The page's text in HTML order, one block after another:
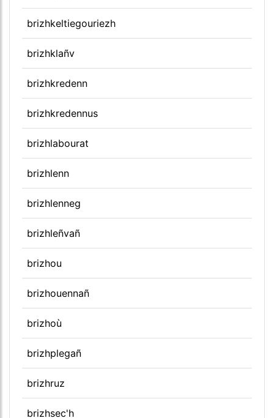
brizhkeltiegouriezh
brizhklañv
brizhkredenn
brizhkredennus
brizhlabourat
brizhlenn
brizhlenneg
brizhleñvañ
brizhou
brizhouennañ
brizhoù
brizhplegañ
brizhruz
brizhsec'h